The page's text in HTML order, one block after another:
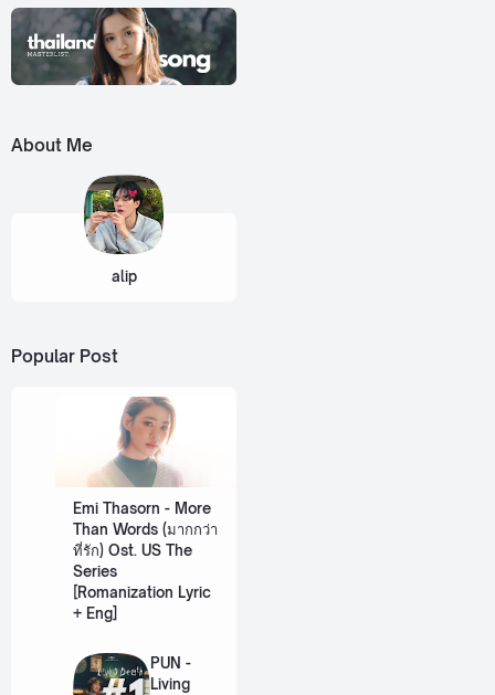
About Me
alip
Popular Post
Emi Thasorn - More
Than Words (มากกว่า
ที่รัก) Ost. US The
Series
[Romanization Lyric
+ Eng]
PUN -
Living